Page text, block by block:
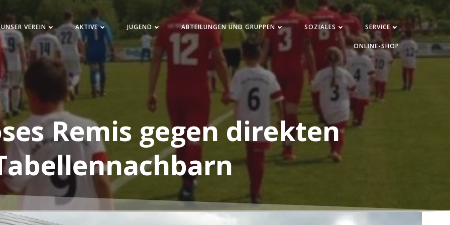
UNSER VEREIN AKTIVE JUGEND ABTEILUNGEN UND GRUPPEN SOZIALES SERVICE
ONLINE-SHOP
Remis gegen direkten